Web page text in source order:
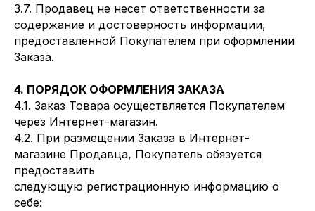
3.7. Продавец не несет ответственности за
содержание и достоверность информации,
предоставленной Покупателем при оформлении
Заказа.
4. ПОРЯДОК ОФОРМЛЕНИЯ ЗАКАЗА
4.1. Заказ Товара осуществляется Покупателем
через Интернет-магазин.
4.2. При размещении Заказа в Интернет-
магазине Продавца, Покупатель обязуется
предоставить
следующую регистрационную информацию о
себе: